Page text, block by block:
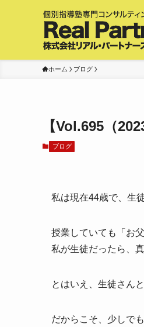
ホーム ブログ
【Vol.695（
ブログ
私は現在44歳で、生
授業していても「お
私が生徒だったら、
とはいえ、生徒さん
だからこそ、少しで